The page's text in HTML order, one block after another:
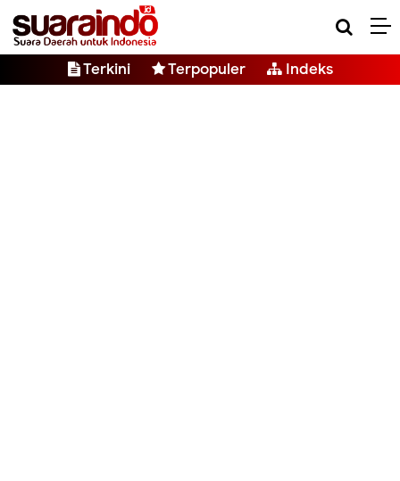
Terkini Terpopuler Indeks